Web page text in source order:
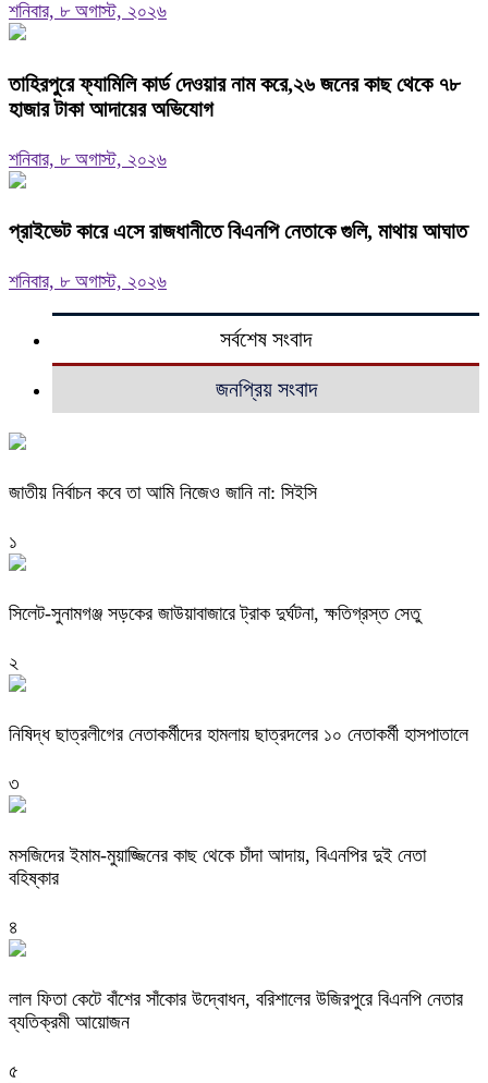
শনিবার, ৮ অগাস্ট, ২০২৬
তাহিরপুরে ফ্যামিলি কার্ড দেওয়ার নাম করে,২৬ জনের কাছ থেকে ৭৮
হাজার টাকা আদায়ের অভিযোগ
শনিবার, ৮ অগাস্ট, ২০২৬
প্রাইভেট কারে এসে রাজধানীতে বিএনপি নেতাকে গুলি, মাথায় আঘাত
শনিবার, ৮ অগাস্ট, ২০২৬
সর্বশেষ সংবাদ
জনপ্রিয় সংবাদ
জাতীয় নির্বাচন কবে তা আমি নিজেও জানি না: সিইসি
১
‎সিলেট-সুনামগঞ্জ সড়কের জাউয়াবাজারে ট্রাক দুর্ঘটনা, ক্ষতিগ্রস্ত সেতু
২
নিষিদ্ধ ছাত্রলীগের নেতাকর্মীদের হামলায় ছাত্রদলের ১০ নেতাকর্মী হাসপাতালে
৩
মসজিদের ইমাম-মুয়াজ্জিনের কাছ থেকে চাঁদা আদায়, বিএনপির দুই নেতা
বহিষ্কার
৪
‎লাল ফিতা কেটে বাঁশের সাঁকোর উদ্বোধন, বরিশালের উজিরপুরে বিএনপি নেতার
ব্যতিক্রমী আয়োজন
৫